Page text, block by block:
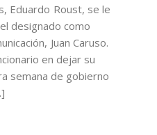
Eduardo Roust, se le
designado como
Juan Caruso.
en dejar su
semana de gobierno